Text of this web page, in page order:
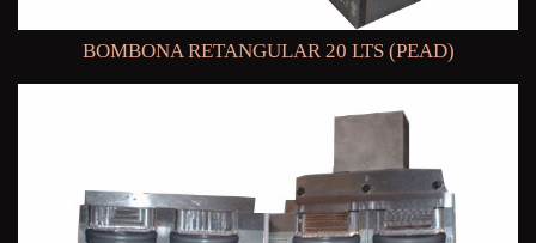
BOMBONA RETANGULAR 20 LTS (PEAD)